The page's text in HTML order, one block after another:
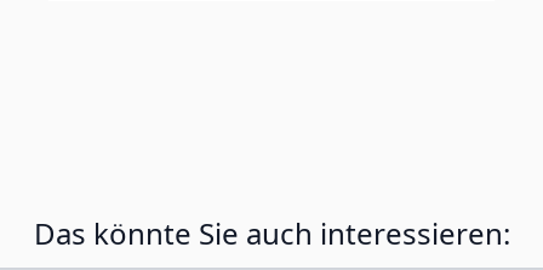
Das könnte Sie auch interessieren: